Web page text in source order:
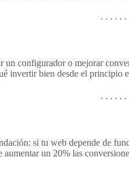
configurador o mejorar
bien desde el
si tu web depende de
un 20% las